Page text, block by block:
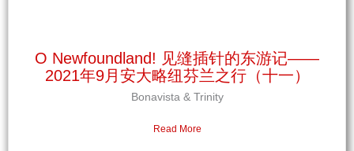
O Newfoundland! 见缝插针的东游记——
2021年9月安大略纽芬兰之行（十一）
Bonavista & Trinity
Read More